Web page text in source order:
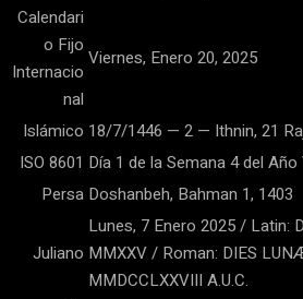
Calendari
o Fijo
Internacio
nal
Viernes, Enero 20, 2025
Islámico 18/7/1446 — 2 — Ithnin, 21
ISO 8601 Día 1 de la Semana 4 del
Persa Doshanbeh, Bahman 1, 1403
Juliano
Lunes, 7 Enero 2025 / Latin:
MMXXV / Roman: DIES
MMDCCLXXVIII A.U.C.